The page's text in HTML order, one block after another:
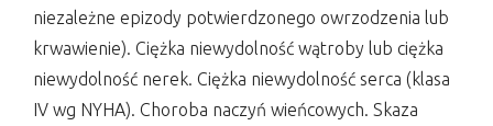
niezależne epizody potwierdzonego owrzodzenia lub
krwawienie). Ciężka niewydolność wątroby lub ciężka
niewydolność nerek. Ciężka niewydolność serca (klasa
IV wg NYHA). Choroba naczyń wieńcowych. Skaza